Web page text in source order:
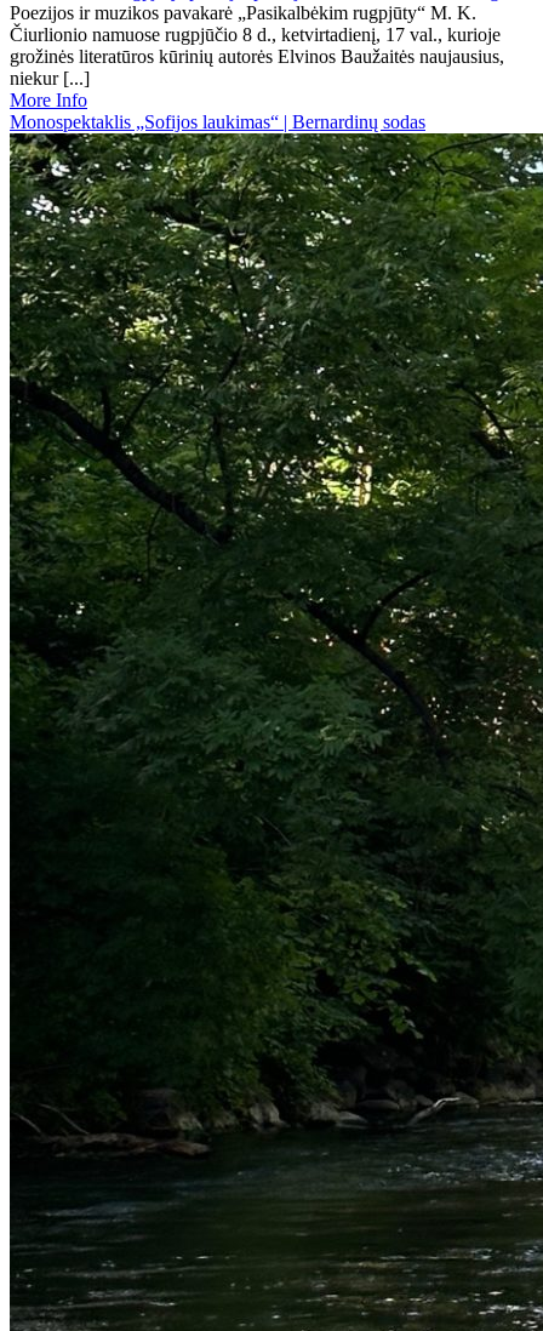
Poezijos ir muzikos pavakarė „Pasikalbėkim rugpjūty“ M. K.
Čiurlionio namuose rugpjūčio 8 d., ketvirtadienį, 17 val., kurioje
grožinės literatūros kūrinių autorės Elvinos Baužaitės naujausius,
niekur [...]
More Info
Monospektaklis „Sofijos laukimas“ | Bernardinų sodas